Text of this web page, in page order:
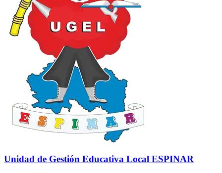
Unidad de Gestión Educativa Local ESPINAR